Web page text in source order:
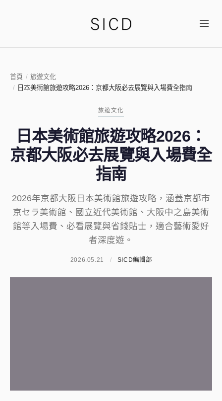
首頁 / 旅遊文化
/ 日本美術館旅遊攻略2026：京都大阪必去展覽與入場費全指南
旅遊文化
日本美術館旅遊攻略2026：
京都大阪必去展覽與入場費全
指南
2026年京都大阪日本美術館旅遊攻略，涵蓋京都市
京セラ美術館、國立近代美術館、大阪中之島美術
館等入場費、必看展覽與省錢貼士，適合藝術愛好
者深度遊。
2026.05.21 / SICD編輯部